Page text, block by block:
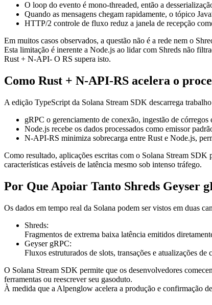
O loop do evento é mono-threaded, então a
Quando as mensagens chegam rapidamente, o tópico
HTTP/2 controle de fluxo reduz a janela de recepção
Em muitos casos observados, a questão não é a rede nem o
Esta limitação é inerente a Node.js ao lidar com Shreds não
Rust + N-API- O RS supera isto.
Como Rust + N-API-RS acelera o
A edição TypeScript da Solana Stream SDK descarrega
gRPC o gerenciamento de conexão, ingestão de
Node.js recebe os dados processados como emissor
N-API-RS minimiza sobrecarga entre Rust e Node.js,
Como resultado, aplicações escritas com o Solana Stream
características estáveis de latência mesmo sob intenso tráfego.
Por Que Apoiar Tanto Shreds Geyser
Os dados em tempo real da Solana podem ser vistos em duas
Shreds:
Fragmentos de extrema baixa latência emitidos
Geyser gRPC:
Fluxos estruturados de slots, transações e atualizações
O Solana Stream SDK permite que os desenvolvedores
ferramentas ou reescrever seu gasoduto.
À medida que a Alpenglow acelera a produção e confirmação